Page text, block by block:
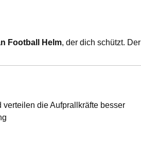
Football Helm, der dich schützt. Der
die Aufprallkräfte besser